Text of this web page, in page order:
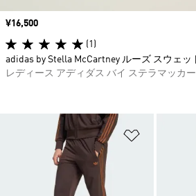
ほしいも
価格
¥16,500
(1)
adidas by Stella McCartney ルーズ スウェッ
レディース アディダス バイ ステラマッカ